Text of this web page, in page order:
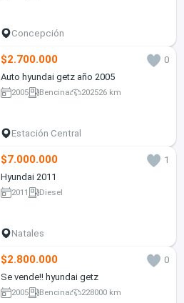
Concepción
$2.700.000
0
Auto hyundai getz año 2005
2005 Bencina 202526 km
Estación Central
$7.000.000
1
Hyundai 2011
2011 Diesel
Natales
$2.800.000
0
Se vende!! hyundai getz
2005 Bencina 228000 km